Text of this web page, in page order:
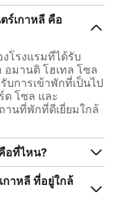
เกาหลี คือ
โรงแรมที่ได้รับ
มานติ โฮเทล โซล
การเข้าพักที่เป็นไป
โซล และ
านที่พักที่ดีเยี่ยมใกล้
อที่ไหน?
าหลี ที่อยู่ใกล้